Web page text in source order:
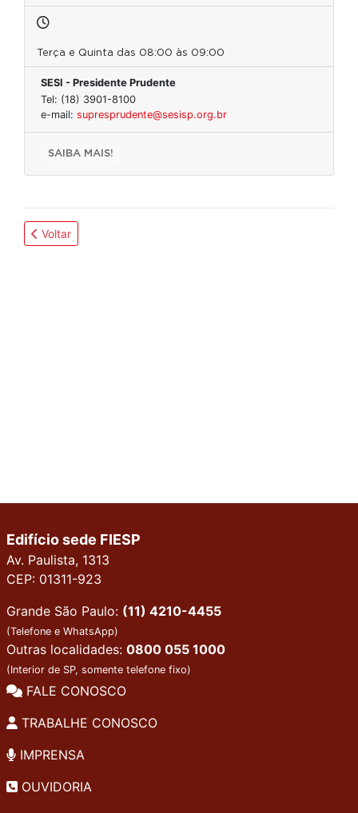
Terça e Quinta das 08:00 às 09:00
SESI - Presidente Prudente
Tel: (18) 3901-8100
e-mail: supresprudente@sesisp.org.br
SAIBA MAIS!
Voltar
Edifício sede FIESP
Av. Paulista, 1313
CEP: 01311-923
Grande São Paulo: (11) 4210-4455
(Telefone e WhatsApp)
Outras localidades: 0800 055 1000
(Interior de SP, somente telefone fixo)
FALE CONOSCO
TRABALHE CONOSCO
IMPRENSA
OUVIDORIA